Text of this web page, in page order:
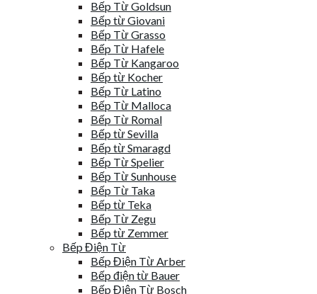
Bếp Từ Goldsun
Bếp từ Giovani
Bếp Từ Grasso
Bếp Từ Hafele
Bếp Từ Kangaroo
Bếp từ Kocher
Bếp Từ Latino
Bếp Từ Malloca
Bếp Từ Romal
Bếp từ Sevilla
Bếp từ Smaragd
Bếp Từ Spelier
Bếp Từ Sunhouse
Bếp Từ Taka
Bếp từ Teka
Bếp Từ Zegu
Bếp từ Zemmer
Bếp Điện Từ
Bếp Điện Từ Arber
Bếp điện từ Bauer
Bếp Điện Từ Bosch